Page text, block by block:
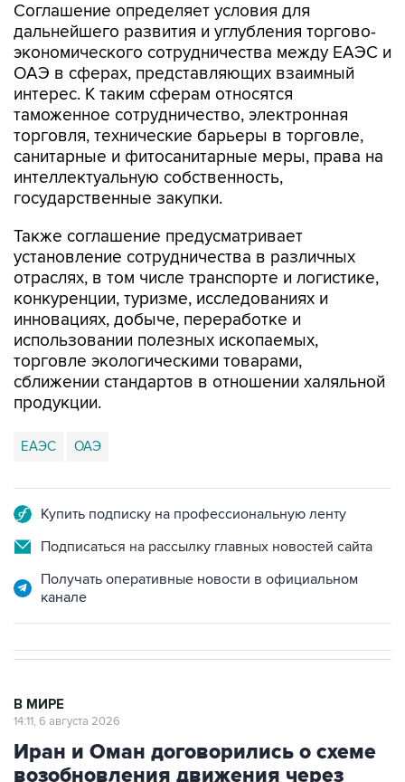
Соглашение определяет условия для
дальнейшего развития и углубления торгово-
экономического сотрудничества между ЕАЭС и
ОАЭ в сферах, представляющих взаимный
интерес. К таким сферам относятся
таможенное сотрудничество, электронная
торговля, технические барьеры в торговле,
санитарные и фитосанитарные меры, права на
интеллектуальную собственность,
государственные закупки.
Также соглашение предусматривает
установление сотрудничества в различных
отраслях, в том числе транспорте и логистике,
конкуренции, туризме, исследованиях и
инновациях, добыче, переработке и
использовании полезных ископаемых,
торговле экологическими товарами,
сближении стандартов в отношении халяльной
продукции.
ЕАЭС ОАЭ
Купить подписку на профессиональную ленту
Подписаться на рассылку главных новостей сайта
Получать оперативные новости в официальном
канале
В МИРЕ
14:11, 6 августа 2026
Иран и Оман договорились о схеме
возобновления движения через